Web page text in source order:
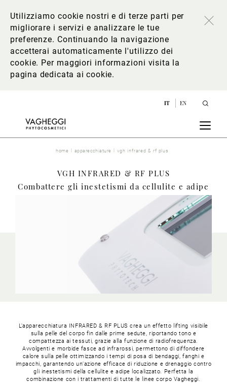
Utilizziamo cookie nostri e di terze parti per
migliorare i servizi e analizzare le tue
preferenze. Continuando la navigazione
accetterai automaticamente l'utilizzo dei
cookie. Per maggiori informazioni visita la
pagina dedicata ai cookie.
IT EN
home apparecchiature vgh infrared & rf plus
VGH INFRARED & RF PLUS
Combattere gli inestetismi da cellulite e adipe
L'apparecchiatura INFRARED & RF PLUS crea un effetto lifting visibile
sulla pelle del corpo fin dalle prime sedute, riportando tono e
compattezza ai tessuti, grazie alla funzione di radiofrequenza.
Avvolgenti e morbide fasce ad infrarossi, permettono di diffondere
calore sulla pelle ottimizzando i tempi di posa di bendaggi, fanghi e
impacchi, garantendo un’azione efficace di riduzione e drenaggio contro
gli inestetismi della cellulite e adipe localizzato. Perfetta la
combinazione con i trattamenti di tutte le linee corpo Vagheggi.